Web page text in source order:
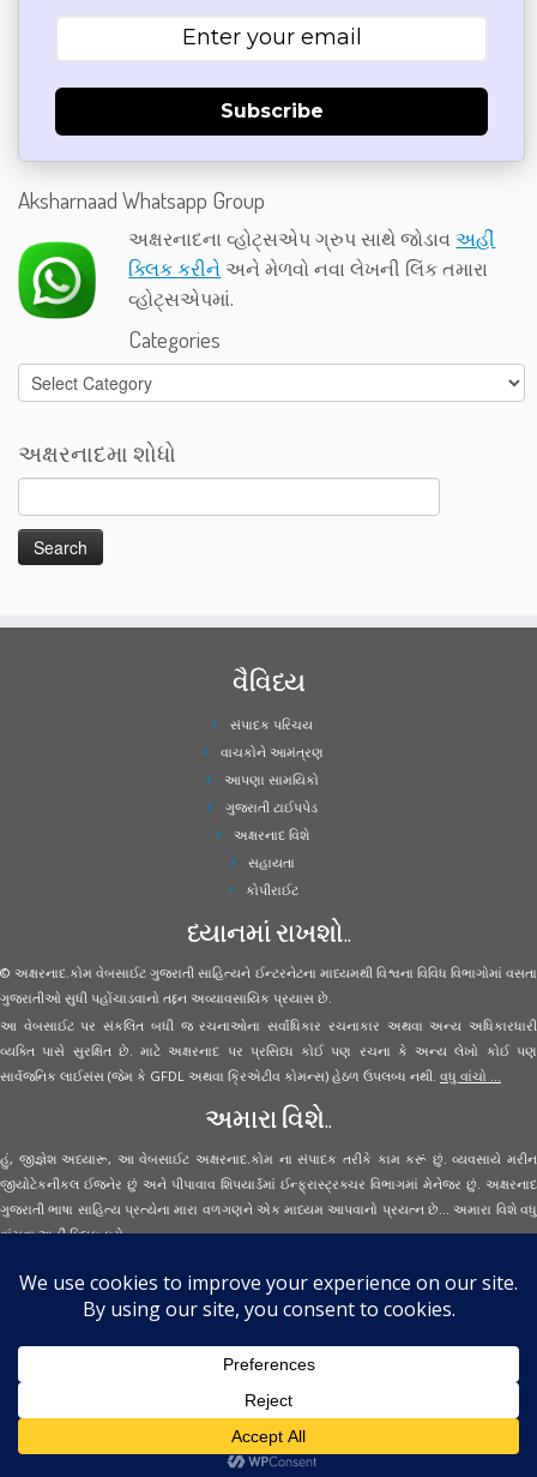
Subscribe
Aksharnaad Whatsapp Group
અક્ષરનાદના વ્હોટ્સએપ ગ્રુપ સાથે જોડાવઅહીં
ક્લિક કરીને અને મેળવો નવા લેખની લિંક તમારા
વ્હોટ્સએપમાં.
Categories
Categories
અક્ષરનાદમા શોધો
વૈવિધ્ય
સંપાદક પરિચય
વાચકોને આમંત્રણ
આપણા સામયિકો
ગુજરાતી ટાઈપપેડ
અક્ષરનાદ વિશે
સહાયતા
કોપીરાઈટ
ધ્યાનમાં રાખશો..
© અક્ષરનાદ.કોમ વેબસાઈટ ગુજરાતી સાહિત્યને ઈન્ટરનેટના માધ્યમથી વિશ્વના વિવિધ વિભાગોમાં વસતા
ગુજરાતીઓ સુધી પહોંચાડવાનો તદ્દન અવ્યાવસાયિક પ્રયાસ છે.
આ વેબસાઈટ પર સંકલિત બધી જ રચનાઓના સર્વાધિકાર રચનાકાર અથવા અન્ય અધિકારધારી
વ્યક્તિ પાસે સુરક્ષિત છે. માટે અક્ષરનાદ પર પ્રસિધ્ધ કોઈ પણ રચના કે અન્ય લેખો કોઈ પણ
સાર્વજનિક લાઈસંસ (જેમ કે GFDL અથવા ક્રિએટીવ કોમન્સ) હેઠળ ઉપલબ્ધ નથી. વધુ વાંચો ...
અમારા વિશે..
હું, જીજ્ઞેશ અધ્યારૂ, આ વેબસાઈટ અક્ષરનાદ.કોમ ના સંપાદક તરીકે કામ કરૂં છું. વ્યવસાયે મરીન
જીયોટેકનીકલ ઈજનેર છું અને પીપાવાવ શિપયાર્ડમાં ઈન્ફ્રાસ્ટ્રક્ચર વિભાગમાં મેનેજર છું. અક્ષરનાદ
ગુજરાતી ભાષા સાહિત્ય પ્રત્યેના મારા વળગણને એક માધ્યમ આપવાનો પ્રયત્ન છે... અમારા વિશે વધુ
વાંચવાઅહીં ક્લિક કરો...
Secured Site Assurance
Aksharnaad.com
By Jignesh Adhyaru ·
· All Rights Reserved ·